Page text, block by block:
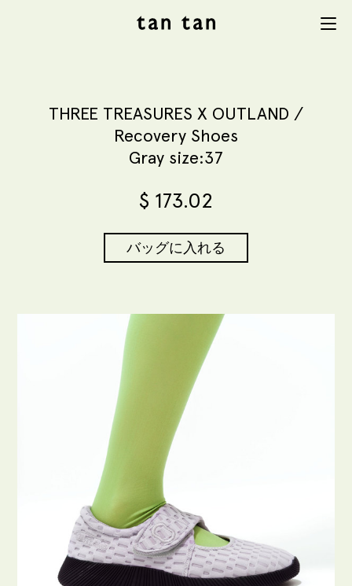
THREE TREASURES X OUTLAND /
Recovery Shoes
Gray size:37
$ 173.02
バッグに入れる